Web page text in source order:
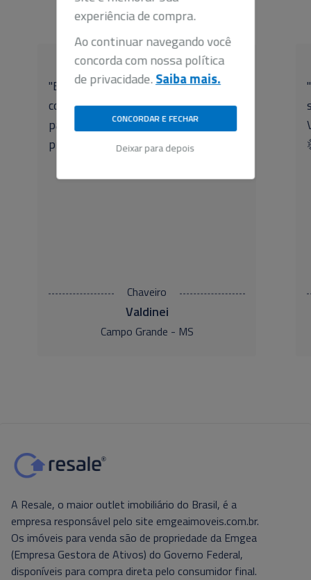
Ao continuar navegando você
concorda com nossa política
de privacidade. Saiba mais.
Deixar para depois
"Boa empresa de se trabalhar
contado bem comunicativos e
pagamento de imediato logo após
prestação de serviço."
Chaveiro
Valdinei
Campo Grande - MS
A Resale, o maior outlet imobiliário do Brasil, é a
empresa responsável pelo site emgeaimoveis.com.br.
Os imóveis para venda são de propriedade da Emgea
(Empresa Gestora de Ativos) do Governo Federal,
disponíveis para compra direta pelo consumidor final.